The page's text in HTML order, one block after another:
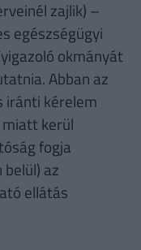
zajlik) –
egészségügyi
okmányát
Abban az
iránti kérelem
kerül
fogja
az
ellátás